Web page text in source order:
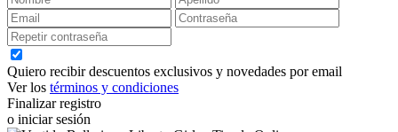
Quiero recibir descuentos exclusivos y novedades por email
Ver los términos y condiciones
Finalizar registro
o iniciar sesión